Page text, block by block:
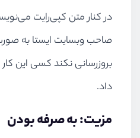
در کنار متن کپی‌رایت
صاحب وبسایت ایستا به
بروزرسانی نکند کسی این
داد.
مزیت: به صرفه بودن